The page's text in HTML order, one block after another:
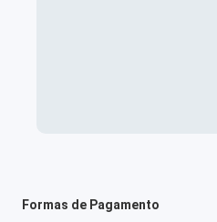
Formas de Pagamento